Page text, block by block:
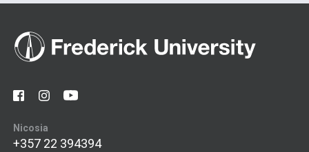
Nicosia
+357 22 394394